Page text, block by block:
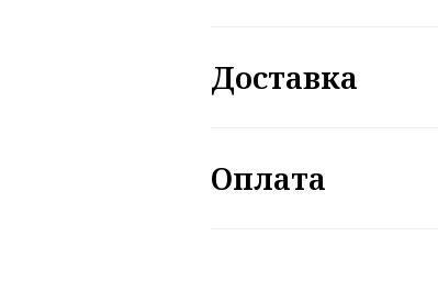
Доставка
Оплата